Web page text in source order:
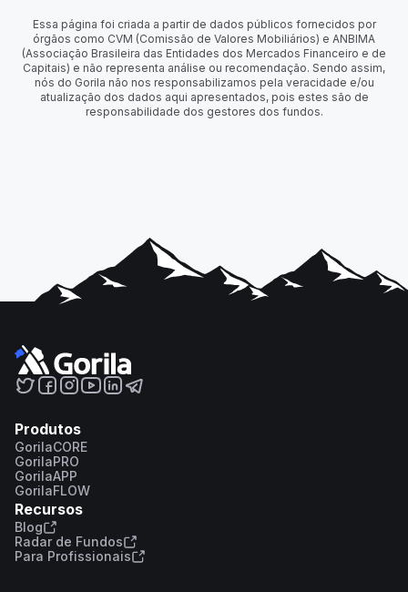
Essa página foi criada a partir de dados públicos fornecidos por
órgãos como CVM (Comissão de Valores Mobiliários) e ANBIMA
(Associação Brasileira das Entidades dos Mercados Financeiro e de
Capitais) e não representa análise ou recomendação. Sendo assim,
nós do Gorila não nos responsabilizamos pela veracidade e/ou
atualização dos dados aqui apresentados, pois estes são de
responsabilidade dos gestores dos fundos.
Produtos
GorilaCORE
GorilaPRO
GorilaAPP
GorilaFLOW
Recursos
Blog
Radar de Fundos
Para Profissionais